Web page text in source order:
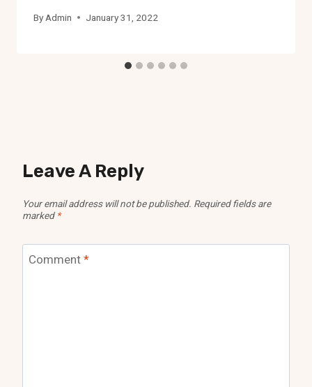
By Admin January 31, 2022
Leave A Reply
Your email address will not be published. Required fields are
marked *
Comment *